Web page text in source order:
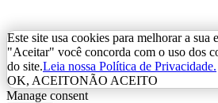
Este site usa cookies para melhorar a
"Aceitar" você concorda com o uso dos
do site.Leia nossa Política de Privacidade.
OK, ACEITONÃO ACEITO
Manage consent